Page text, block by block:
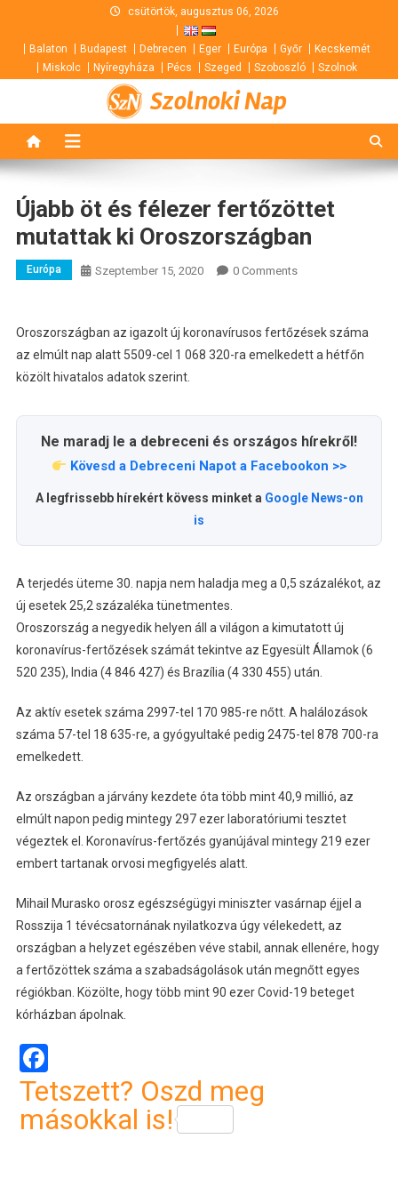
content
csütörtök, augusztus 06, 2026
Balaton Budapest Debrecen Eger Európa Győr
Kecskemét
Miskolc
Nyíregyháza Pécs Szeged Szoboszló Szolnok
Szolnoki Nap
Újabb öt és félezer fertőzöttet
mutattak ki Oroszországban
Európa Szeptember 15, 2020 0 Comments
Oroszországban az igazolt új koronavírusos fertőzések száma
az elmúlt nap alatt 5509-cel 1 068 320-ra emelkedett a hétfőn
közölt hivatalos adatok szerint.
Ne maradj le a debreceni és országos hírekről!
Kövesd a Debreceni Napot a Facebookon >>
A legfrissebb hírekért kövess minket a Google News-on
is
A terjedés üteme 30. napja nem haladja meg a 0,5 százalékot, az
új esetek 25,2 százaléka tünetmentes.
Oroszország a negyedik helyen áll a világon a kimutatott új
koronavírus-fertőzések számát tekintve az Egyesült Államok (6
520 235), India (4 846 427) és Brazília (4 330 455) után.
Az aktív esetek száma 2997-tel 170 985-re nőtt. A halálozások
száma 57-tel 18 635-re, a gyógyultaké pedig 2475-tel 878 700-ra
emelkedett.
Az országban a járvány kezdete óta több mint 40,9 millió, az
elmúlt napon pedig mintegy 297 ezer laboratóriumi tesztet
végeztek el. Koronavírus-fertőzés gyanújával mintegy 219 ezer
embert tartanak orvosi megfigyelés alatt.
Mihail Murasko orosz egészségügyi miniszter vasárnap éjjel a
Rosszija 1 tévécsatornának nyilatkozva úgy vélekedett, az
országban a helyzet egészében véve stabil, annak ellenére, hogy
a fertőzöttek száma a szabadságolások után megnőtt egyes
régiókban. Közölte, hogy több mint 90 ezer Covid-19 beteget
kórházban ápolnak.
Facebook
Tetszett? Oszd meg
másokkal is!